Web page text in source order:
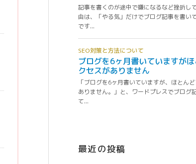
最近の投稿